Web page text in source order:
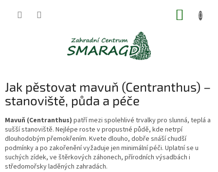
Jak pěstovat mavuň (Centranthus) –
stanoviště, půda a péče
Mavuň (Centranthus) patří mezi spolehlivé trvalky pro slunná, teplá a
sušší stanoviště. Nejlépe roste v propustné půdě, kde netrpí
dlouhodobým přemokřením. Kvete dlouho, dobře snáší chudší
podmínky a po zakořenění vyžaduje jen minimální péči. Uplatní se u
suchých zídek, ve štěrkových záhonech, přírodních výsadbách i
středomořsky laděných zahradách.